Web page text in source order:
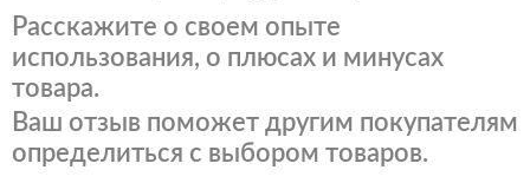
Расскажите о своем опыте
использования, о плюсах и минусах
товара.
Ваш отзыв поможет другим покупателям
определиться с выбором товаров.